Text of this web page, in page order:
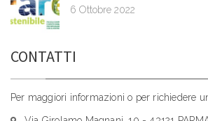
6 Ottobre 2022
CONTATTI
Per maggiori informazioni o per richiedere